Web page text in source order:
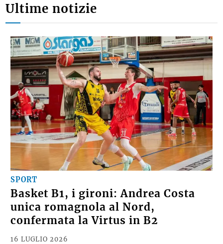
Ultime notizie
SPORT
Basket B1, i gironi: Andrea Costa
unica romagnola al Nord,
confermata la Virtus in B2
16 LUGLIO 2026